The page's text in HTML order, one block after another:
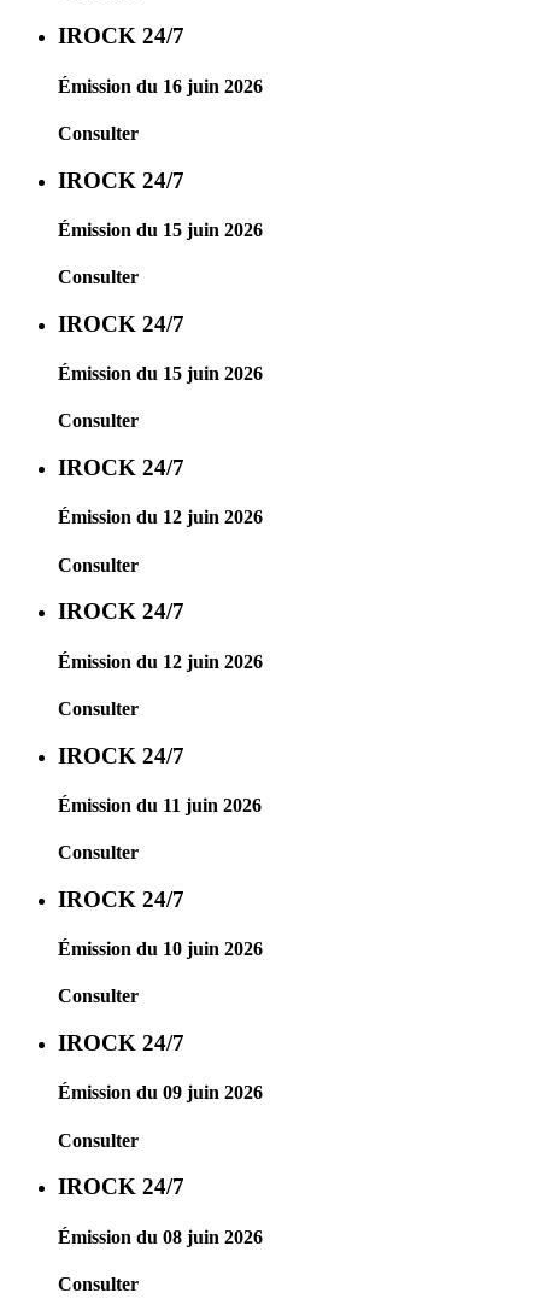
IROCK 24/7
Émission du 16 juin 2026
Consulter
IROCK 24/7
Émission du 15 juin 2026
Consulter
IROCK 24/7
Émission du 15 juin 2026
Consulter
IROCK 24/7
Émission du 12 juin 2026
Consulter
IROCK 24/7
Émission du 12 juin 2026
Consulter
IROCK 24/7
Émission du 11 juin 2026
Consulter
IROCK 24/7
Émission du 10 juin 2026
Consulter
IROCK 24/7
Émission du 09 juin 2026
Consulter
IROCK 24/7
Émission du 08 juin 2026
Consulter